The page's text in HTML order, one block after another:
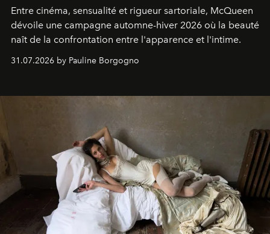
Entre cinéma, sensualité et rigueur sartoriale, McQueen
dévoile une campagne automne-hiver 2026 où la beauté
naît de la confrontation entre l'apparence et l'intime.
31.07.2026 by Pauline Borgogno